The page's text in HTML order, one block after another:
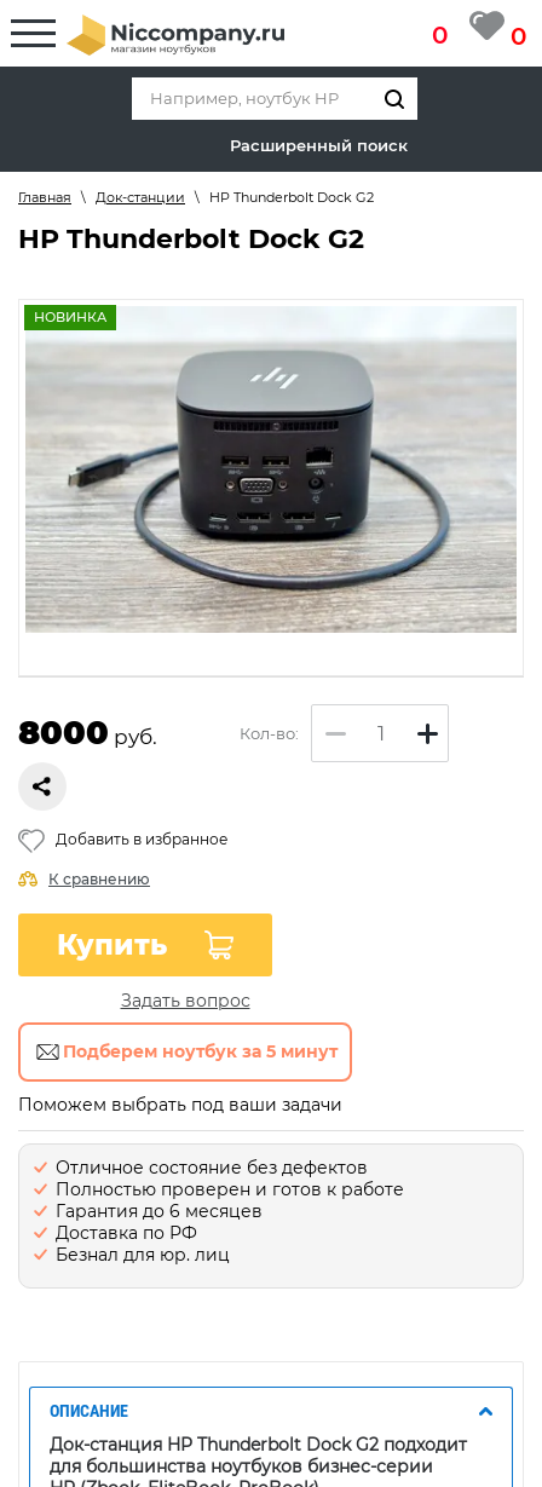
0 0
Расширенный поиск
Главная \ Док-станции \ HP Thunderbolt Dock G2
HP Thunderbolt Dock G2
НОВИНКА
8000 руб. Кол-во:
Добавить в избранное
К сравнению
Купить
Задать вопрос
Подберем ноутбук за 5 минут
Поможем выбрать под ваши задачи
Отличное состояние без дефектов
Полностью проверен и готов к работе
Гарантия до 6 месяцев
Доставка по РФ
Безнал для юр. лиц
ОПИСАНИЕ
Док-станция HP Thunderbolt Dock G2 подходит
для большинства ноутбуков бизнес-серии